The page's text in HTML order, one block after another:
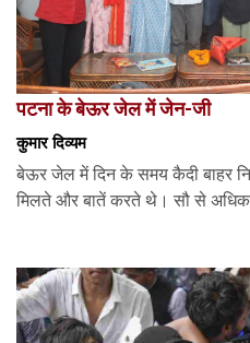
पटना के बेऊर जेल में जेन-जी
कुमार दिव्यम
बेऊर जेल में दिन के समय कैदी बाहर
मिलते और बातें करते थे। सौ से